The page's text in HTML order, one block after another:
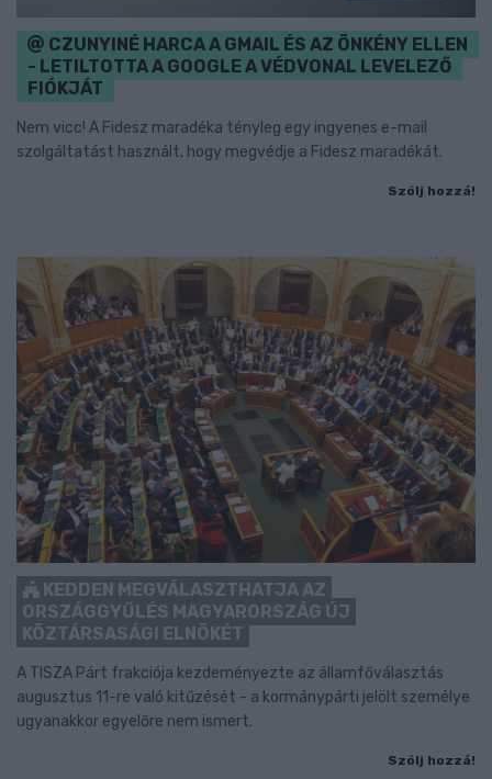
CZUNYINÉ HARCA A GMAIL ÉS AZ ÖNKÉNY ELLEN
- LETILTOTTA A GOOGLE A VÉDVONAL LEVELEZŐ
FIÓKJÁT
Nem vicc! A Fidesz maradéka tényleg egy ingyenes e-mail
szolgáltatást használt, hogy megvédje a Fidesz maradékát.
Szólj hozzá!
KEDDEN MEGVÁLASZTHATJA AZ
ORSZÁGGYŰLÉS MAGYARORSZÁG ÚJ
KÖZTÁRSASÁGI ELNÖKÉT
A TISZA Párt frakciója kezdeményezte az államfőválasztás
augusztus 11-re való kitűzését - a kormánypárti jelölt személye
ugyanakkor egyelőre nem ismert.
Szólj hozzá!